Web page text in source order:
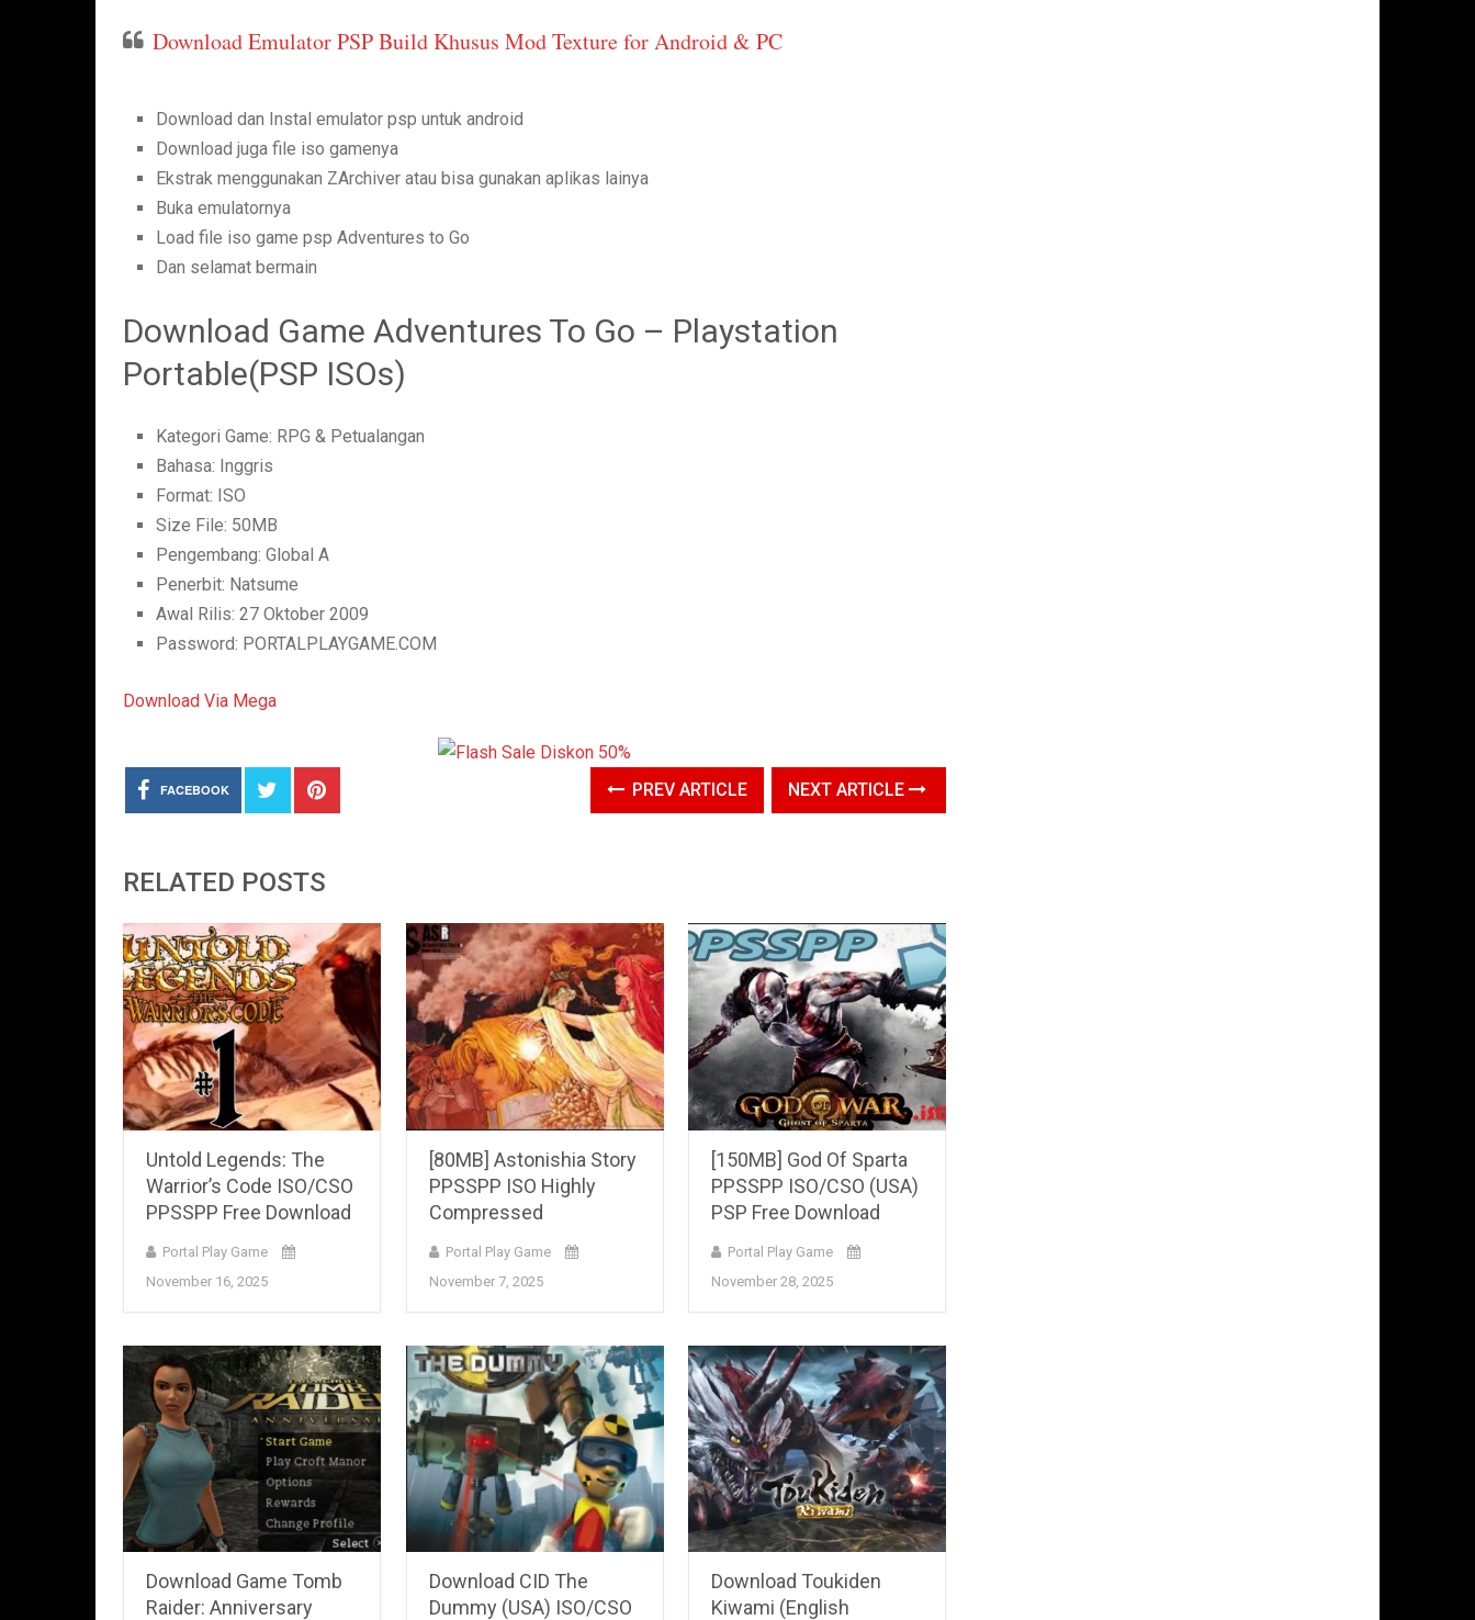
Download Emulator PSP Build Khusus Mod Texture for Android & PC
Download dan Instal emulator psp untuk android
Download juga file iso gamenya
Ekstrak menggunakan ZArchiver atau bisa gunakan aplikas lainya
Buka emulatornya
Load file iso game psp Adventures to Go
Dan selamat bermain
Download Game Adventures To Go – Playstation
Portable(PSP ISOs)
Kategori Game: RPG & Petualangan
Bahasa: Inggris
Format: ISO
Size File: 50MB
Pengembang: Global A
Penerbit: Natsume
Awal Rilis: 27 Oktober 2009
Password: PORTALPLAYGAME.COM
Download Via Mega
FACEBOOK PREV ARTICLE NEXT ARTICLE
RELATED POSTS
Untold Legends: The
Warrior’s Code ISO/CSO
PPSSPP Free Download
Portal Play Game
November 16, 2025
[80MB] Astonishia Story
PPSSPP ISO Highly
Compressed
Portal Play Game
November 7, 2025
[150MB] God Of Sparta
PPSSPP ISO/CSO (USA)
PSP Free Download
Portal Play Game
November 28, 2025
Download Game Tomb
Raider: Anniversary
Download CID The
Dummy (USA) ISO/CSO
Download Toukiden
Kiwami (English